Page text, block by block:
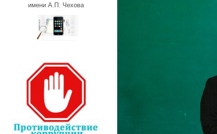
имени А.П. Чехова